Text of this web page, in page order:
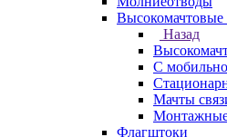
Назад
С
Мачты
Флагштоки